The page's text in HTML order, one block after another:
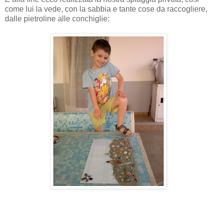
come lui la vede, con la sabbia e tante cose da raccogliere,
dalle pietroline alle conchiglie: